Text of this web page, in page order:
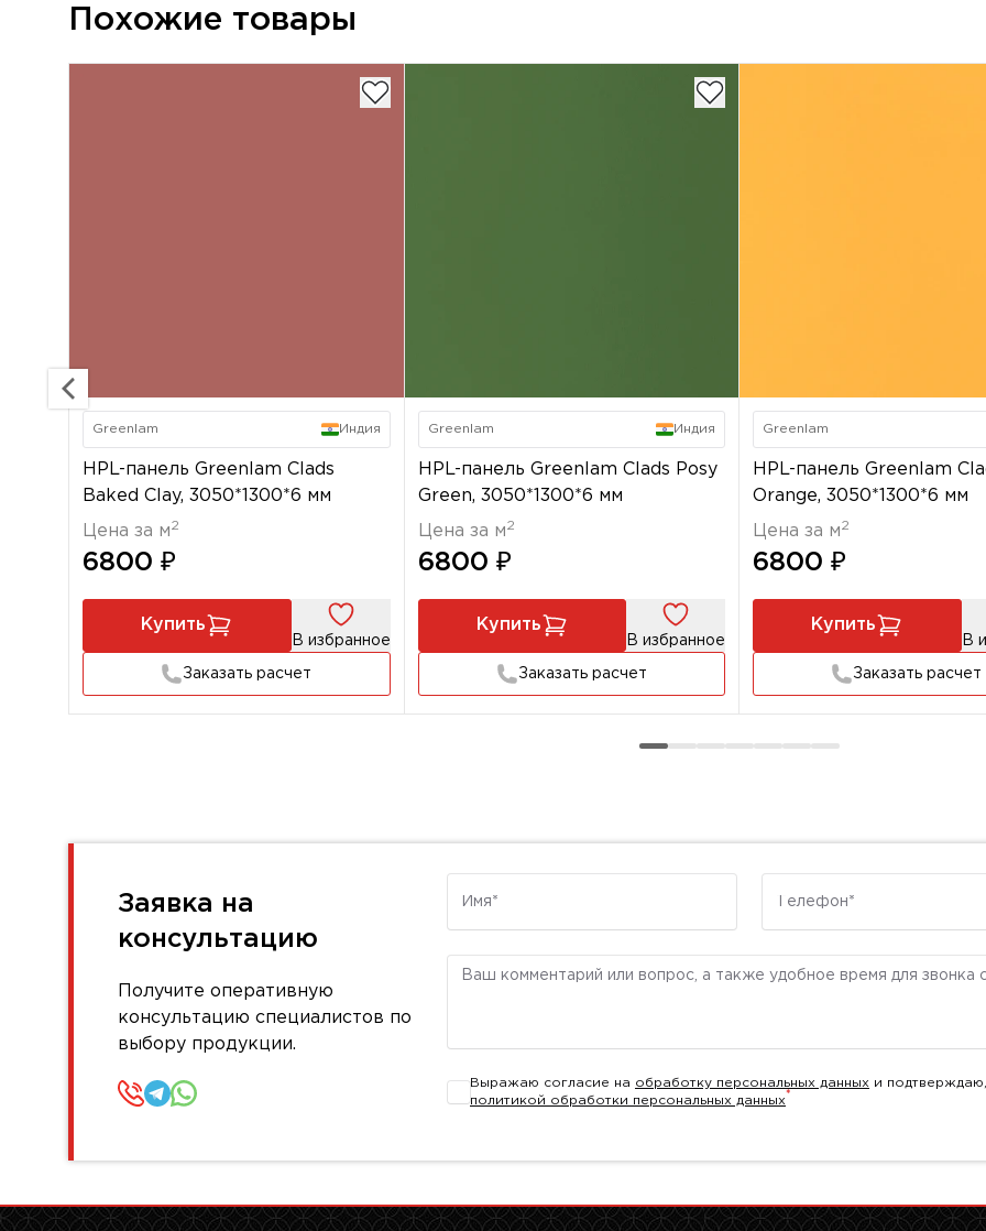
Похожие товары
Greenlam Индия
HPL-панель Greenlam Clads
Baked Clay, 3050*1300*6 мм
Цена за м2
6800 ₽
Купить
В избранное
Заказать расчет
Greenlam Индия
HPL-панель Greenlam Clads Posy
Green, 3050*1300*6 мм
Цена за м2
6800 ₽
Купить
В избранное
Заказать расчет
Greenlam
HPL-панель Greenlam
Orange, 3050*1300*6 мм
Цена за м2
6800 ₽
Купить
В
Заказать расчет
Заявка на
консультацию
Получите оперативную
консультацию специалистов по
выбору продукции.
Комментарий
Выражаю согласие на обработку персональных данных и
политикой обработки персональных данных*